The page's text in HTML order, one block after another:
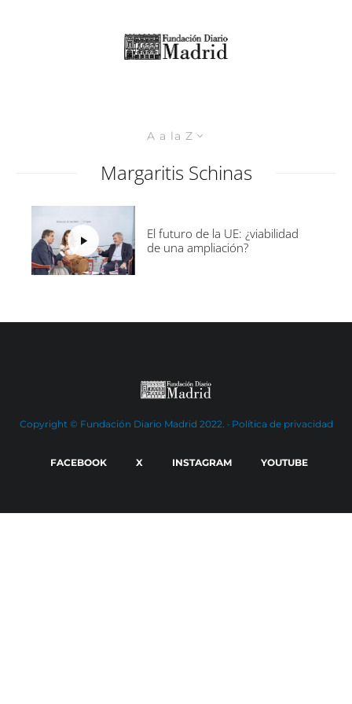
A a la Z
Margaritis Schinas
El futuro de la UE: ¿viabilidad
de una ampliación?
Copyright © Fundación Diario Madrid 2022. · Política de privacidad
FACEBOOK X INSTAGRAM YOUTUBE